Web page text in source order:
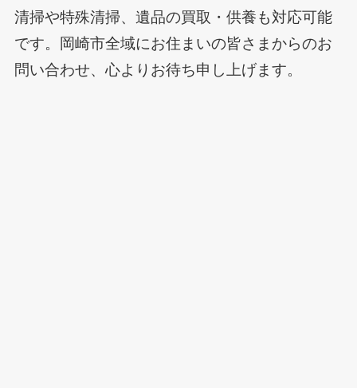
清掃や特殊清掃、遺品の買取・供養も対応可能
です。岡崎市全域にお住まいの皆さまからのお
問い合わせ、心よりお待ち申し上げます。